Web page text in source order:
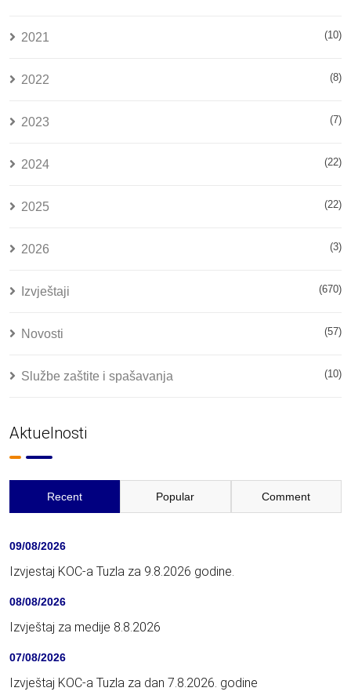
2021 (10)
2022 (8)
2023 (7)
2024 (22)
2025 (22)
2026 (3)
Izvještaji (670)
Novosti (57)
Službe zaštite i spašavanja (10)
Aktuelnosti
Recent Popular Comment
09/08/2026
Izvjestaj KOC-a Tuzla za 9.8.2026 godine.
08/08/2026
Izvještaj za medije 8.8.2026
07/08/2026
Izvještaj KOC-a Tuzla za dan 7.8.2026. godine